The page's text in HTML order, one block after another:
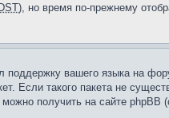
DST), но время по-прежнему
поддержку вашего языка на
Если такого пакета не
получить на сайте phpBB